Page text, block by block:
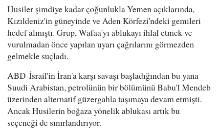
Husiler şimdiye kadar çoğunlukla Yemen açıklarında,
Kızıldeniz'in güneyinde ve Aden Körfezi'ndeki gemileri
hedef almıştı. Grup, Wafaa'yı ablukayı ihlal etmek ve
vurulmadan önce yapılan uyarı çağrılarını görmezden
gelmekle suçladı.
ABD-İsrail'in İran'a karşı savaşı başladığından bu yana
Suudi Arabistan, petrolünün bir bölümünü Babu'l Mendeb
üzerinden alternatif güzergahla taşımaya devam etmişti.
Ancak Husilerin boğaza yönelik ablukası artık bu
seçeneği de sınırlandırıyor.